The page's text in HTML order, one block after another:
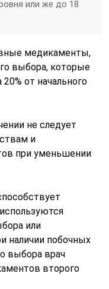
или же до 18
медикаменты,
выбора, которые
от начального
не следует
и
при уменьшении
или
наличии побочных
выбора врач
второго